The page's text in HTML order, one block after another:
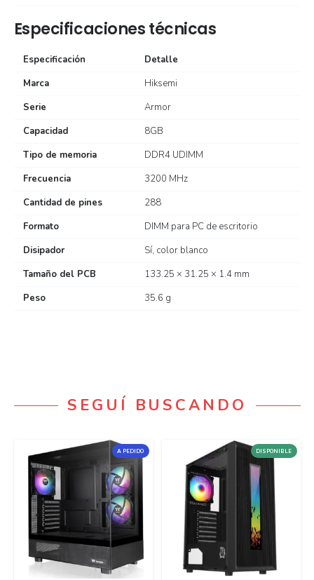
Especificaciones técnicas
Especificación
Detalle
Marca
Hiksemi
Serie
Armor
Capacidad
8GB
Tipo de memoria
DDR4 UDIMM
Frecuencia
3200 MHz
Cantidad de pines
288
Formato
DIMM para PC de escritorio
Disipador
Sí, color blanco
Tamaño del PCB
133.25 × 31.25 × 1.4 mm
Peso
35.6 g
SEGUÍ BUSCANDO
A PEDIDO DISPONIBLE